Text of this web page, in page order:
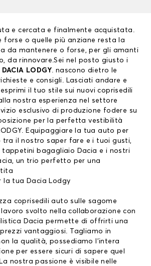
e cercata e finalmente acquistata.
forse o quelle più anziane resta la
da mantenere o forse, per gli amanti
da rinnovare.Sei nel posto giusto i
LODGY. nascono dietro le
e consigli. Lasciati andare e
il tuo stile sui nuovi coprisedili
nostra esperienza nel settore
esclusivo di produzione fodere su
per la perfetta vestibilità
Equipaggiare la tua auto per
tra il nostro saper fare e i tuoi gusti,
tappetini bagagliaio Dacia e i nostri
un trio perfetto per una
la tua Dacia Lodgy
coprisedili auto sulle sagome
svolto nella collaborazione con
Dacia permette di offrirti una
vantaggiosi. Tagliamo in
la qualità, possediamo l’intera
per essere sicuri di sapere quel
nostra passione è visibile nelle